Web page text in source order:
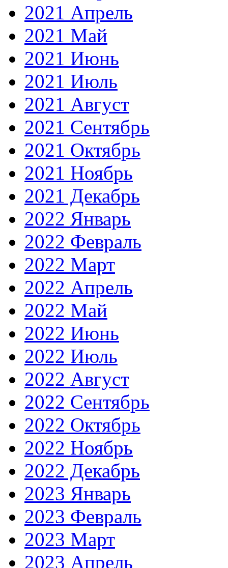
2021 Апрель
2021 Май
2021 Июнь
2021 Июль
2021 Август
2021 Сентябрь
2021 Октябрь
2021 Ноябрь
2021 Декабрь
2022 Январь
2022 Февраль
2022 Март
2022 Апрель
2022 Май
2022 Июнь
2022 Июль
2022 Август
2022 Сентябрь
2022 Октябрь
2022 Ноябрь
2022 Декабрь
2023 Январь
2023 Февраль
2023 Март
2023 Апрель